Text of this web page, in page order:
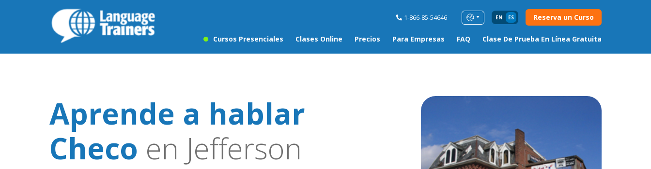
1-866-85-54646 EN ES Reserva un Curso
Cursos Presenciales Clases Online Precios Para Empresas FAQ Clase De Prueba En Línea Gratuita
Aprende a hablar
Checo en Jefferson